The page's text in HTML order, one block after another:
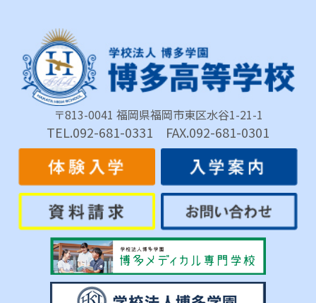
〒813-0041 福岡県福岡市東区水谷1-21-1
TEL.092-681-0331 FAX.092-681-0301